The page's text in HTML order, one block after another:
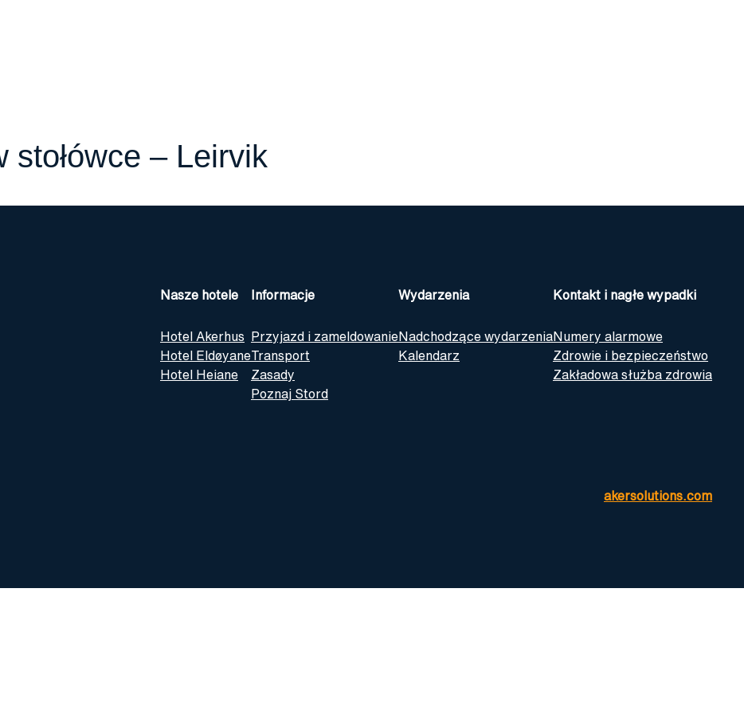
stołówce – Leirvik
Nasze hotele
Hotel Akerhus
Hotel Eldøyane
Hotel Heiane
Informacje
Przyjazd i zameldowanie
Transport
Zasady
Poznaj Stord
Wydarzenia
Nadchodzące wydarzenia
Kalendarz
Kontakt i nagłe wypadki
Numery alarmowe
Zdrowie i bezpieczeństwo
Zakładowa służba zdrowia
akersolutions.com